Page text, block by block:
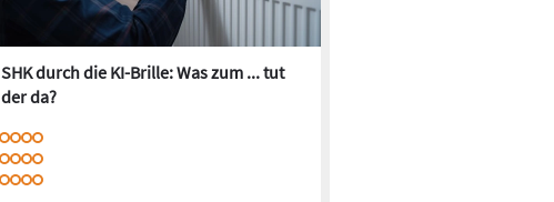
SHK durch die KI-Brille: Was zum ... tut
der da?